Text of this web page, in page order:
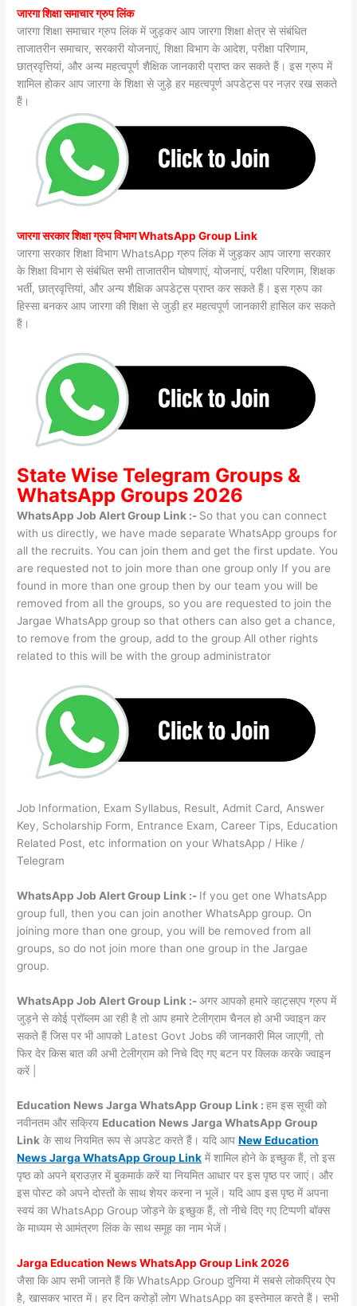
जारगा शिक्षा समाचार ग्रुप लिंक
जारगा शिक्षा समाचार ग्रुप लिंक में जुड़कर आप जारगा शिक्षा क्षेत्र से संबंधित
ताजातरीन समाचार, सरकारी योजनाएं, शिक्षा विभाग के आदेश, परीक्षा परिणाम,
छात्रवृत्तियां, और अन्य महत्वपूर्ण शैक्षिक जानकारी प्राप्त कर सकते हैं। इस ग्रुप में
शामिल होकर आप जारगा के शिक्षा से जुड़े हर महत्वपूर्ण अपडेट्स पर नज़र रख सकते
हैं।
जारगा सरकार शिक्षा ग्रुप विभाग WhatsApp Group Link
जारगा सरकार शिक्षा विभाग WhatsApp ग्रुप लिंक में जुड़कर आप जारगा सरकार
के शिक्षा विभाग से संबंधित सभी ताजातरीन घोषणाएं, योजनाएं, परीक्षा परिणाम, शिक्षक
भर्ती, छात्रवृत्तियां, और अन्य शैक्षिक अपडेट्स प्राप्त कर सकते हैं। इस ग्रुप का
हिस्सा बनकर आप जारगा की शिक्षा से जुड़ी हर महत्वपूर्ण जानकारी हासिल कर सकते
हैं।
State WiseTelegram Groups &
WhatsApp Groups 2026
WhatsApp Job Alert Group Link :- So that you can connect
with us directly, we have made separate WhatsApp groups for
all the recruits. You can join them and get the first update. You
are requested not to join more than one group only If you are
found in more than one group then by our team you will be
removed from all the groups, so you are requested to join the
Jargae WhatsApp group so that others can also get a chance,
to remove from the group, add to the group All other rights
related to this will be with the group administrator
Job Information, Exam Syllabus, Result, Admit Card, Answer
Key, Scholarship Form, Entrance Exam, Career Tips, Education
Related Post, etc information on your WhatsApp / Hike /
Telegram
WhatsApp Job Alert Group Link :- If you get one WhatsApp
group full, then you can join another WhatsApp group. On
joining more than one group, you will be removed from all
groups, so do not join more than one group in the Jargae
group.
WhatsApp Job Alert Group Link :-अगर आपको हमारे व्हाट्सएप ग्रुप में
जुड़ने से कोई प्रॉब्लम आ रही है तो आप हमारे टेलीग्राम चैनल हो अभी ज्वाइन कर
सकते हैं जिस पर भी आपको Latest Govt Jobs की जानकारी मिल जाएगी, तो
फिर देर किस बात की अभी टेलीग्राम को निचे दिए गए बटन पर क्लिक करके ज्वाइन
करें |
Education News Jarga WhatsApp Group Link :हम इस सूची को
नवीनतम और सक्रिय Education News Jarga WhatsApp Group
Link के साथ नियमित रूप से अपडेट करते हैं। यदि आपNew Education
News Jarga WhatsApp Group Link में शामिल होने के इच्छुक हैं, तो इस
पृष्ठ को अपने ब्राउज़र में बुकमार्क करें या नियमित आधार पर इस पृष्ठ पर जाएं। और
इस पोस्ट को अपने दोस्तों के साथ शेयर करना न भूलें। यदि आप इस पृष्ठ में अपना
स्वयं का WhatsApp Group जोड़ने के इच्छुक हैं, तो नीचे दिए गए टिप्पणी बॉक्स
के माध्यम से आमंत्रण लिंक के साथ समूह का नाम भेजें।
Jarga Education News WhatsApp Group Link 2026
जैसा कि आप सभी जानते हैं कि WhatsApp Group दुनिया में सबसे लोकप्रिय ऐप
है, खासकर भारत में। हर दिन करोड़ों लोग WhatsApp का इस्तेमाल करते हैं। सभी